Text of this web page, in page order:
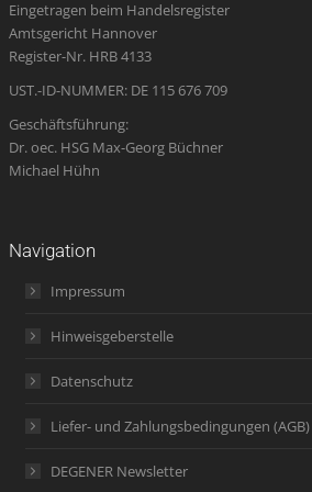
new
window
new
window
new
window
in
new
new
Eingetragen beim Handelsregister
Amtsgericht Hannover
Register-Nr. HRB 4133
UST.-ID-NUMMER: DE 115 676 709
Geschäftsführung:
Dr. oec. HSG Max-Georg Büchner
Michael Hühn
Navigation
Impressum
Hinweisgeberstelle
Datenschutz
Liefer- und Zahlungsbedingungen (AGB)
DEGENER Newsletter